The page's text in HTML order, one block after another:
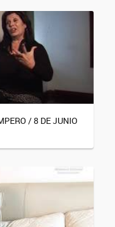
/ 8 DE JUNIO